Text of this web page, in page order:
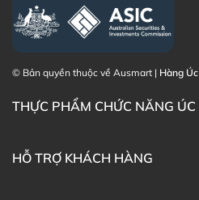
© Bản quyền thuộc về Ausmart | Hàng
THỰC PHẨM CHỨC NĂNG ÚC
HỖ TRỢ KHÁCH HÀNG